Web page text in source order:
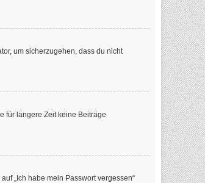
um sicherzugehen, dass du nicht
für längere Zeit keine Beiträge
„Ich habe mein Passwort vergessen“